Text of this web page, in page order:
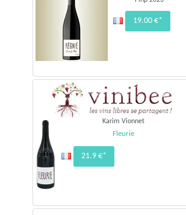
19.00 €*
Karim Vionnet
Fleurie
21.9 €*